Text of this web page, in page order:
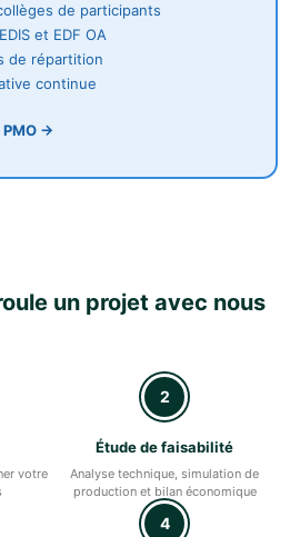
de participants
et EDF OA
de répartition
continue
→
un projet avec nous
votre
2
Étude de faisabilité
Analyse technique, simulation de
production et bilan économique
4